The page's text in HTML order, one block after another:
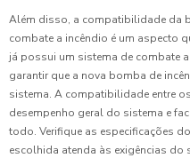
Além disso, a compatibilidade da
combate a incêndio é um aspecto
já possui um sistema de combate
garantir que a nova bomba de
sistema. A compatibilidade entre
desempenho geral do sistema e
todo. Verifique as especificações
escolhida atenda às exigências do